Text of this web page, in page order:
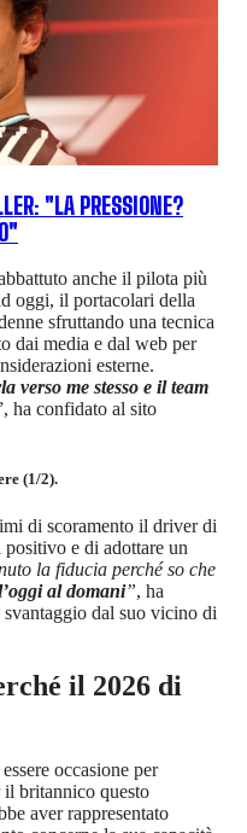
"LA PRESSIONE?
anche il pilota più
oggi, il portacolari della
sfruttando una tecnica
dai media e dal web per
esterne.
verso me stesso e il team
ha confidato al sito
(1/2).
di scoramento il driver di
e di adottare un
la fiducia perché so che
al domani”, ha
dal suo vicino di
il 2026 di
occasione per
il britannico questo
aver rappresentato